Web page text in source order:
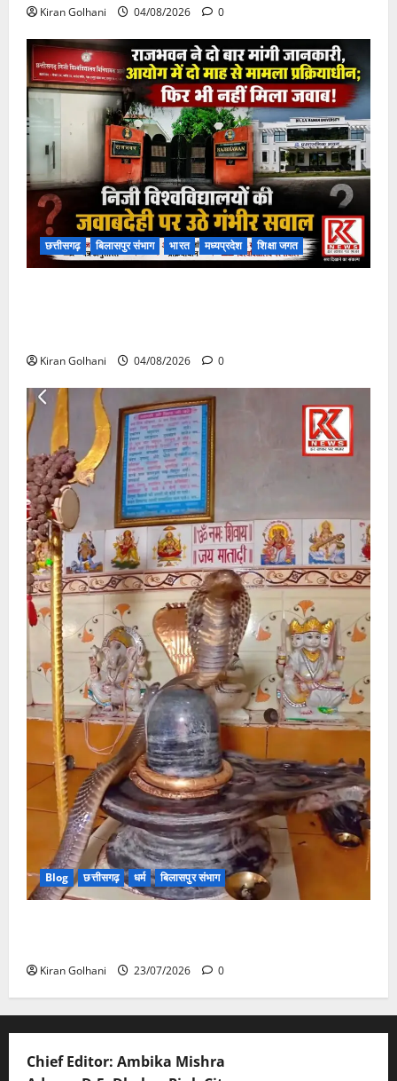
Kiran Golhani 04/08/2026 0
छत्तीसगढ़ बिलासपुर संभाग भारत मध्यप्रदेश शिक्षा जगत
Kiran Golhani 04/08/2026 0
Blog छत्तीसगढ़ धर्म बिलासपुर संभाग
Kiran Golhani 23/07/2026 0
Chief Editor: Ambika Mishra